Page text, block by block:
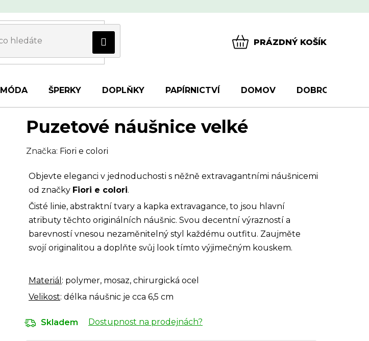
PRÁZDNÝ KOŠÍK
MÓDA ŠPERKY DOPLŇKY PAPÍRNICTVÍ DOMOV DOBROTY
Puzetové náušnice velké
Značka: Fiori e colori
Objevte eleganci v jednoduchosti s něžně extravagantními náušnicemi
od značky Fiori e colori.
Čisté linie, abstraktní tvary a kapka extravagance, to jsou hlavní
atributy těchto originálních náušnic. Svou decentní výrazností a
barevností vnesou nezaměnitelný styl každému outfitu. Zaujměte
svojí originalitou a doplňte svůj look tímto výjimečným kouskem.
Materiál : polymer, mosaz, chirurgická ocel
Velikost: délka náušnic je cca 6,5 cm
Skladem Dostupnost na prodejnách?